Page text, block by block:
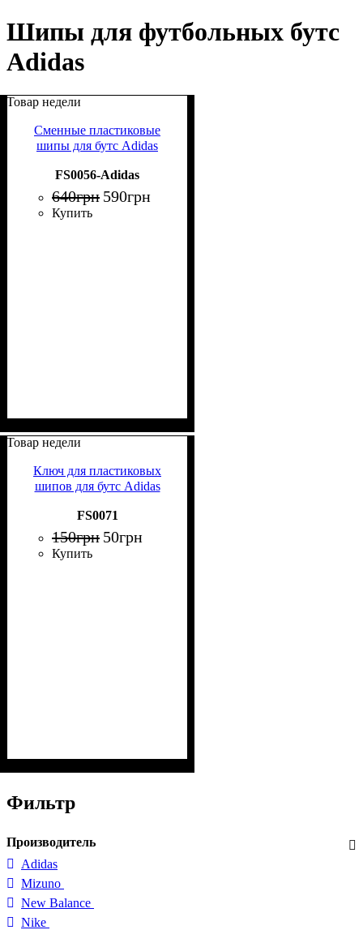
Шипы для футбольных бутс
Adidas
Товар недели
Сменные пластиковые
шипы для бутс Adidas
FS0056-Adidas
640грн 590грн
Купить
Товар недели
Ключ для пластиковых
шипов для бутс Adidas
FS0071
150грн 50грн
Купить
Фильтр
Производитель
Adidas
Mizuno
New Balance
Nike